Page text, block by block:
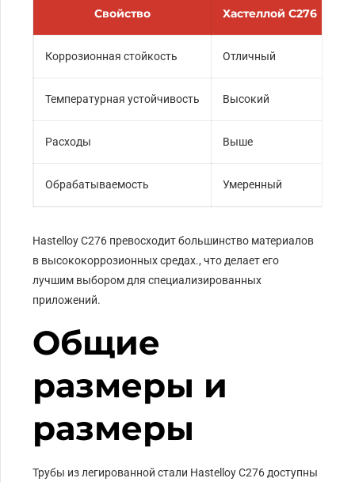
Свойство Хастеллой C276
Коррозионная стойкость Отличный
Температурная устойчивость Высокий
Расходы Выше
Обрабатываемость Умеренный
Hastelloy C276 превосходит большинство материалов
в высококоррозионных средах., что делает его
лучшим выбором для специализированных
приложений.
Общие
размеры и
размеры
Трубы из легированной стали Hastelloy C276 доступны